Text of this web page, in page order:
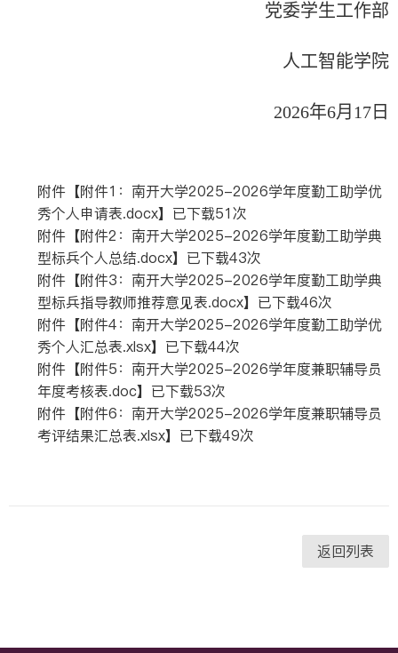
党委学生工作部
人工智能学院
2026年6月17日
附件【附件1：南开大学2025-2026学年度勤工助学优
秀个人申请表.docx】已下载51次
附件【附件2：南开大学2025-2026学年度勤工助学典
型标兵个人总结.docx】已下载43次
附件【附件3：南开大学2025-2026学年度勤工助学典
型标兵指导教师推荐意见表.docx】已下载46次
附件【附件4：南开大学2025-2026学年度勤工助学优
秀个人汇总表.xlsx】已下载44次
附件【附件5：南开大学2025-2026学年度兼职辅导员
年度考核表.doc】已下载53次
附件【附件6：南开大学2025-2026学年度兼职辅导员
考评结果汇总表.xlsx】已下载49次
返回列表